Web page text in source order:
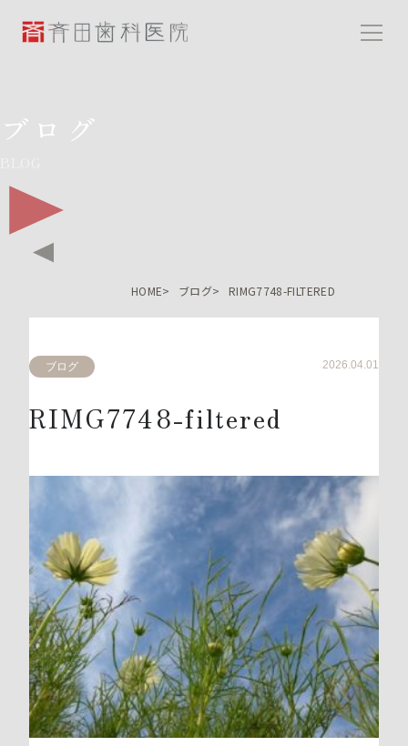
斉田歯科医院
ブログ
HOME ブログ RIMG7748-FILTERED
ブログ 2026.04.01
RIMG7748-filtered